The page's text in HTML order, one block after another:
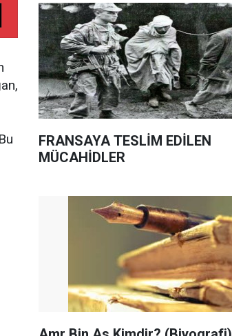
FRANSAYA TESLİM EDİLEN
MÜCAHİDLER